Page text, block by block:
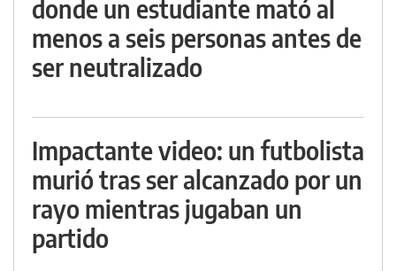
donde un estudiante mató al
menos a seis personas antes de
ser neutralizado
Impactante video: un futbolista
murió tras ser alcanzado por un
rayo mientras jugaban un
partido